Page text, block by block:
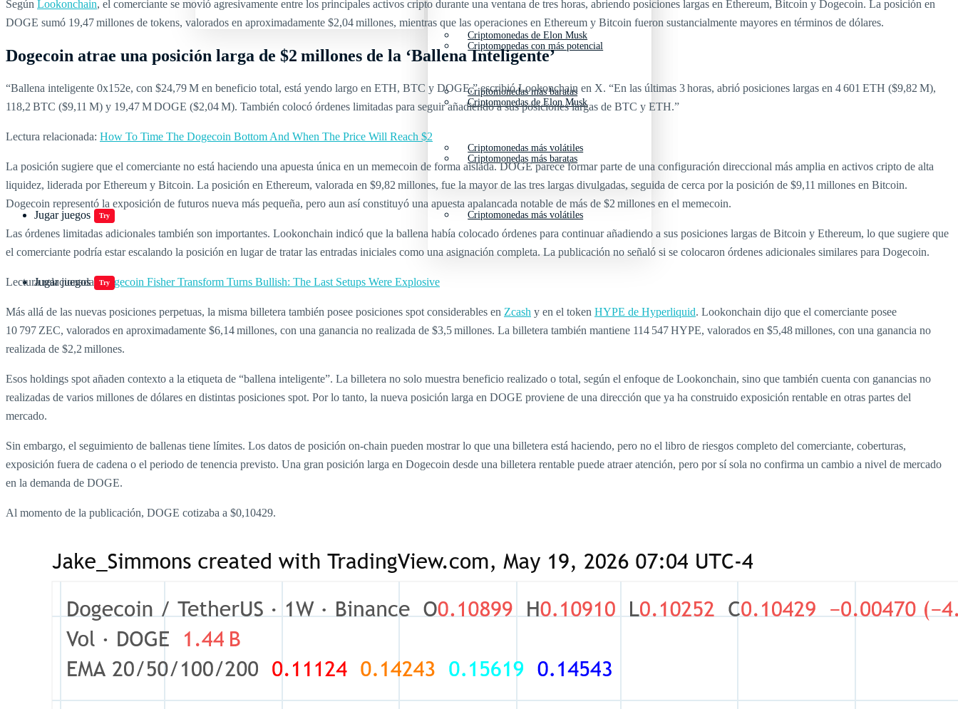
Criptomonedas de Elon Musk
Criptomonedas más baratas
Criptomonedas más volátiles
Jugar juegos Try
Criptomonedas con más potencial
Criptomonedas de Elon Musk
Criptomonedas más baratas
Criptomonedas más volátiles
Jugar juegos Try
Según Lookonchain, el comerciante se movió agresivamente entre los principales activos cripto durante una ventana de tres horas, abriendo posiciones largas en Ethereum, Bitcoin y Dogecoin. La posición en
DOGE sumó 19,47 millones de tokens, valorados en aproximadamente $2,04 millones, mientras que las operaciones en Ethereum y Bitcoin fueron sustancialmente mayores en términos de dólares.
Dogecoin atrae una posición larga de $2 millones de la ‘Ballena Inteligente’
“Ballena inteligente 0x152e, con $24,79 M en beneficio total, está yendo largo en ETH, BTC y DOGE,” escribió Lookonchain en X. “En las últimas 3 horas, abrió posiciones largas en 4 601 ETH ($9,82 M),
118,2 BTC ($9,11 M) y 19,47 M DOGE ($2,04 M). También colocó órdenes limitadas para seguir añadiendo a sus posiciones largas de BTC y ETH.”
Lectura relacionada: How To Time The Dogecoin Bottom And When The Price Will Reach $2
La posición sugiere que el comerciante no está haciendo una apuesta única en un memecoin de forma aislada. DOGE parece formar parte de una configuración direccional más amplia en activos cripto de alta
liquidez, liderada por Ethereum y Bitcoin. La posición en Ethereum, valorada en $9,82 millones, fue la mayor de las tres largas divulgadas, seguida de cerca por la posición de $9,11 millones en Bitcoin.
Dogecoin representó la exposición de futuros nueva más pequeña, pero aun así constituyó una apuesta apalancada notable de más de $2 millones en el memecoin.
Las órdenes limitadas adicionales también son importantes. Lookonchain indicó que la ballena había colocado órdenes para continuar añadiendo a sus posiciones largas de Bitcoin y Ethereum, lo que sugiere que
el comerciante podría estar escalando la posición en lugar de tratar las entradas iniciales como una asignación completa. La publicación no señaló si se colocaron órdenes adicionales similares para Dogecoin.
Lectura relacionada:Dogecoin Fisher Transform Turns Bullish: The Last Setups Were Explosive
Más allá de las nuevas posiciones perpetuas, la misma billetera también posee posiciones spot considerables en Zcash y en el token HYPE de Hyperliquid. Lookonchain dijo que el comerciante posee
10 797 ZEC, valorados en aproximadamente $6,14 millones, con una ganancia no realizada de $3,5 millones. La billetera también mantiene 114 547 HYPE, valorados en $5,48 millones, con una ganancia no
realizada de $2,2 millones.
Esos holdings spot añaden contexto a la etiqueta de “ballena inteligente”. La billetera no solo muestra beneficio realizado o total, según el enfoque de Lookonchain, sino que también cuenta con ganancias no
realizadas de varios millones de dólares en distintas posiciones spot. Por lo tanto, la nueva posición larga en DOGE proviene de una dirección que ya ha construido exposición rentable en otras partes del
mercado.
Sin embargo, el seguimiento de ballenas tiene límites. Los datos de posición on‑chain pueden mostrar lo que una billetera está haciendo, pero no el libro de riesgos completo del comerciante, coberturas,
exposición fuera de cadena o el periodo de tenencia previsto. Una gran posición larga en Dogecoin desde una billetera rentable puede atraer atención, pero por sí sola no confirma un cambio a nivel de mercado
en la demanda de DOGE.
Al momento de la publicación, DOGE cotizaba a $0,10429.